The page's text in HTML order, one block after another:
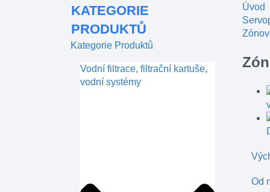
KATEGORIE
PRODUKTŮ
Kategorie Produktů
Vodní filtrace, filtrační kartuše,
vodní systémy
Úvod
Od